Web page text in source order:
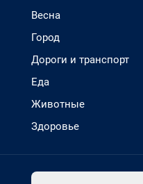
Весна
Город
Дороги и транспорт
Еда
Животные
Здоровье